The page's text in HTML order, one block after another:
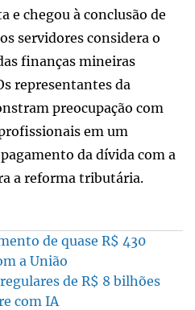
e chegou à conclusão de
servidores considera o
finanças mineiras
representantes da
preocupação com
em um
da dívida com a
a reforma tributária.
de quase R$ 430
a União
de R$ 8 bilhões
com IA